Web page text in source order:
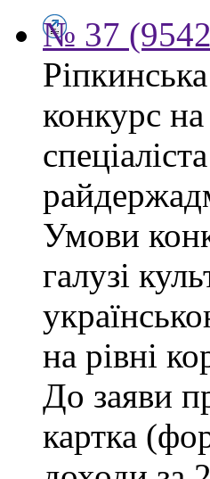
№ 37
конкурс
Умови
галузі
на рівні
До заяви
картка